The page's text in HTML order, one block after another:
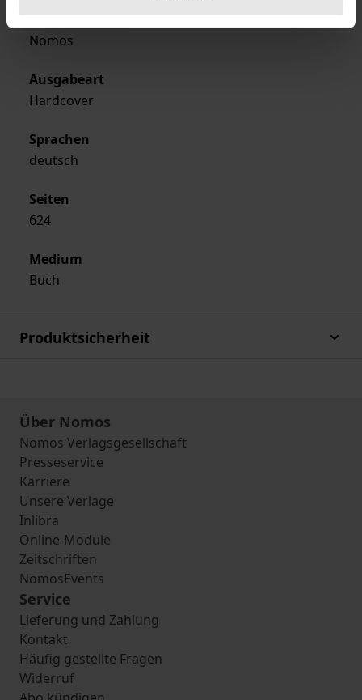
Verlag
Nomos
Ausgabeart
Hardcover
Sprachen
deutsch
Seiten
624
Medium
Buch
Produktsicherheit
Über Nomos
Nomos Verlagsgesellschaft
Presseservice
Karriere
Unsere Verlage
Inlibra
Online-Module
Zeitschriften
NomosEvents
Service
Lieferung und Zahlung
Kontakt
Häufig gestellte Fragen
Widerruf